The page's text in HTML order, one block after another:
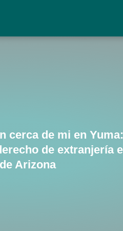
cerca de mi en
de extranjería
Arizona